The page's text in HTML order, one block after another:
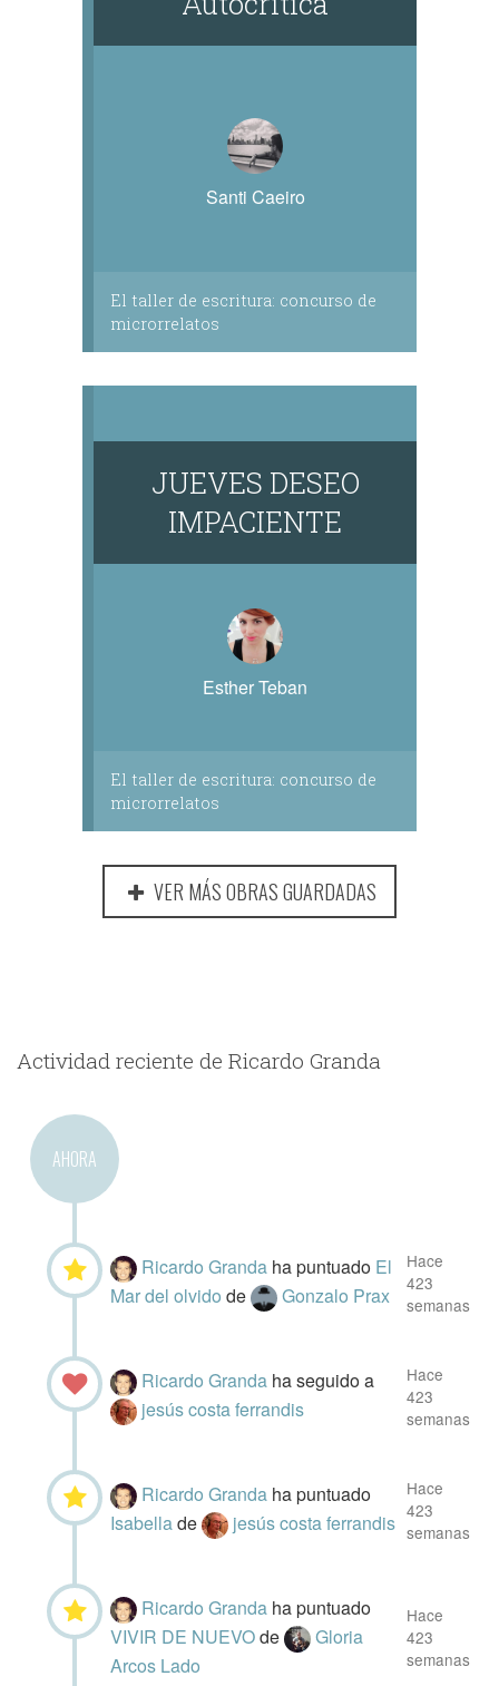
Santi Caeiro
El taller de escritura: concurso de
microrrelatos
JUEVES DESEO
IMPACIENTE
Esther Teban
El taller de escritura: concurso de
microrrelatos
VER MÁS OBRAS GUARDADAS
Actividad reciente de Ricardo Granda
AHORA
Ricardo Granda ha puntuado El
Mar del olvidode Gonzalo Prax
Hace
423
semanas
Ricardo Granda ha seguido a
jesús costa ferrandis
Hace
423
semanas
Ricardo Granda ha puntuado
Isabellade jesús costa ferrandis
Hace
423
semanas
Ricardo Granda ha puntuado
VIVIR DE NUEVOde
Gloria
Arcos Lado
Hace
423
semanas